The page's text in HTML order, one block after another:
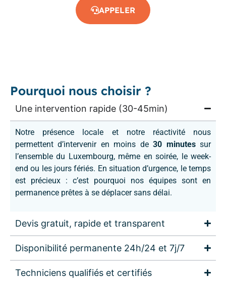
APPELER
Pourquoi nous choisir ?
Une intervention rapide (30-45min)
Notre présence locale et notre réactivité nous
permettent d’intervenir en moins de30 minutessur
l’ensemble du Luxembourg, même en soirée, le week-
end ou les jours fériés. En situation d’urgence, le temps
est précieux : c’est pourquoi nos équipes sont en
permanence prêtes à se déplacer sans délai.
Devis gratuit, rapide et transparent
Disponibilité permanente 24h/24 et 7j/7
Techniciens qualifiés et certifiés